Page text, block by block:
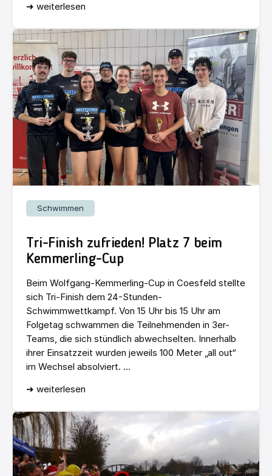
➜ weiterlesen
Schwimmen
Tri-Finish zufrieden! Platz 7 beim
Kemmerling-Cup
Beim Wolfgang-Kemmerling-Cup in Coesfeld stellte
sich Tri-Finish dem 24-Stunden-
Schwimmwettkampf. Von 15 Uhr bis 15 Uhr am
Folgetag schwammen die Teilnehmenden in 3er-
Teams, die sich stündlich abwechselten. Innerhalb
ihrer Einsatzzeit wurden jeweils 100 Meter „all out“
im Wechsel absolviert. ...
➜ weiterlesen